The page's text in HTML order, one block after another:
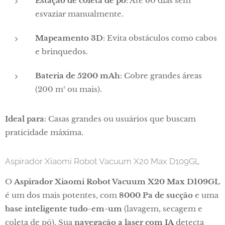
esvaziar manualmente.
Mapeamento 3D: Evita obstáculos como cabos
e brinquedos.
Bateria de 5200 mAh: Cobre grandes áreas
(200 m² ou mais).
Ideal para: Casas grandes ou usuários que buscam
praticidade máxima.
Aspirador Xiaomi Robot Vacuum X20 Max D109GL
OAspirador Xiaomi Robot Vacuum X20 Max D109GL
é um dos mais potentes, com 8000 Pa de sucção e uma
base inteligente tudo-em-um (lavagem, secagem e
coleta de pó). Sua navegação a laser com IAdetecta